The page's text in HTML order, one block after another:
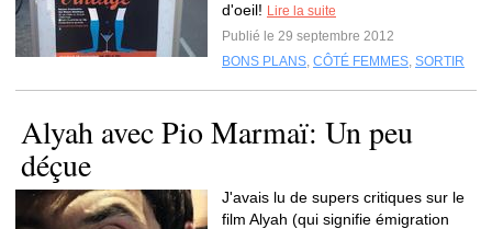
d'oeil! Lire la suite
Publié le 29 septembre 2012
BONS PLANS, CÔTÉ FEMMES, SORTIR
Alyah avec Pio Marmaï: Un peu
déçue
J'avais lu de supers critiques sur le
film Alyah (qui signifie émigration